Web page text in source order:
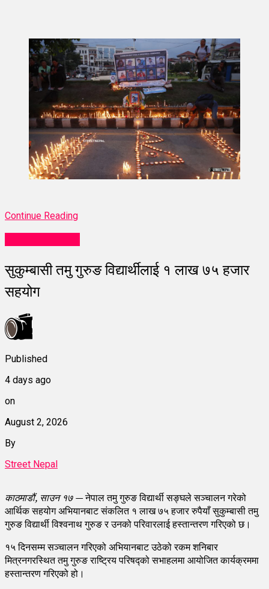
Continue Reading
सुकुम्बासी तमु गुरुङ विद्यार्थीलाई १ लाख ७५ हजार
सहयोग
Published
4 days ago
on
August 2, 2026
By
Street Nepal
काठमाडौं, साउन १७ —नेपाल तमु गुरुङ विद्यार्थी सङ्घले सञ्चालन गरेको
आर्थिक सहयोग अभियानबाट संकलित १ लाख ७५ हजार रुपैयाँ सुकुम्बासी तमु
गुरुङ विद्यार्थी विश्वनाथ गुरुङ र उनको परिवारलाई हस्तान्तरण गरिएको छ।
१५ दिनसम्म सञ्चालन गरिएको अभियानबाट उठेको रकम शनिबार
मित्रनगरस्थित तमु गुरुङ राष्ट्रिय परिषद्को सभाहलमा आयोजित कार्यक्रममा
हस्तान्तरण गरिएको हो।